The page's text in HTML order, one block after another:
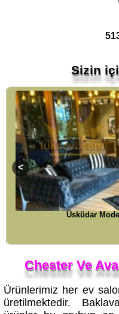
Üsküdar
Ürünlerimiz her ev
üretilmektedir.
ürünler bu grubun en